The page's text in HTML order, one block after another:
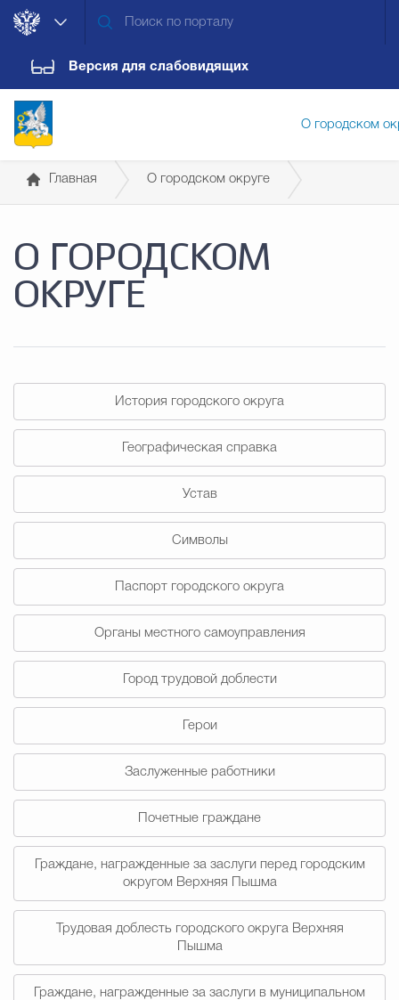
Версия для слабовидящих
О городском
Дума городского округа
Противодействие
Счётная палата Городского
Избирательная
Гостям Городского
Общественная
Главная О городском округе
О ГОРОДСКОМ
ОКРУГЕ
История городского округа
Географическая справка
Устав
Символы
Паспорт городского округа
Органы местного самоуправления
Город трудовой доблести
Герои
Заслуженные работники
Почетные граждане
Граждане, награжденные за заслуги перед городским
округом Верхняя Пышма
Трудовая доблесть городского округа Верхняя
Пышма
Граждане, награжденные за заслуги в муниципальном